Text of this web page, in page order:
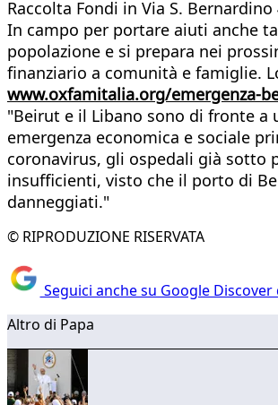
Raccolta Fondi in Via S.
In campo per portare aiuti anche
popolazione e si prepara nei
finanziario a comunità e famiglie.
www.oxfamitalia.org/emergenza-
"Beirut e il Libano sono di fronte a
emergenza economica e sociale
coronavirus, gli ospedali già sotto
insufficienti, visto che il porto di
danneggiati."
© RIPRODUZIONE RISERVATA
Seguici anche su Google Discover
Altro di Papa